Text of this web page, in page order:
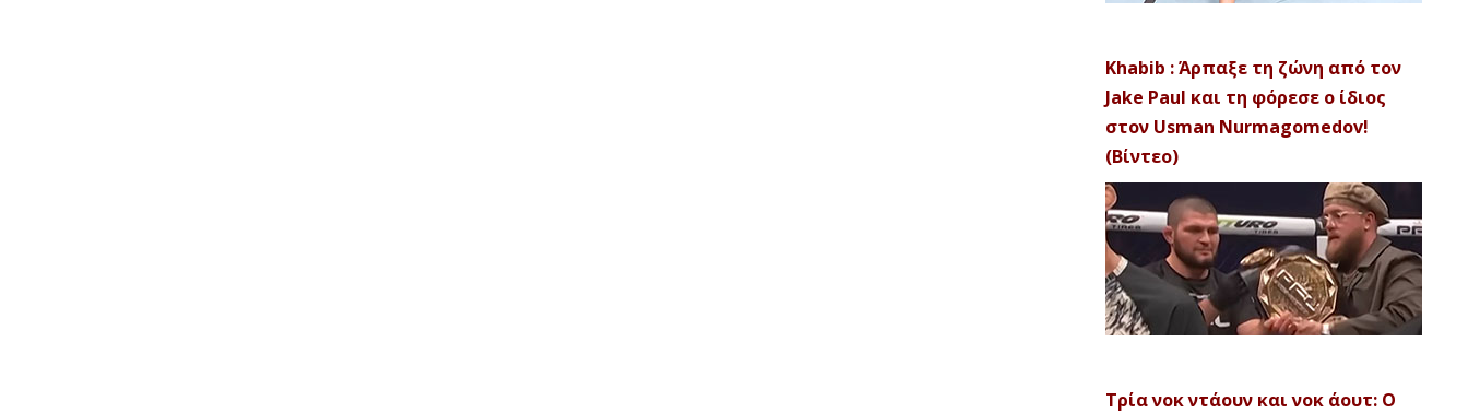
Khabib : Άρπαξε τη ζώνη από τον
Jake Paul και τη φόρεσε ο ίδιος
στον Usman Nurmagomedov!
(Βίντεο)
Τρία νοκ ντάουν και νοκ άουτ: Ο